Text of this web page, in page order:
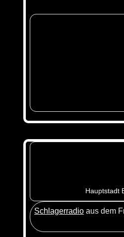
Hauptstadt
Schlagerradio aus dem